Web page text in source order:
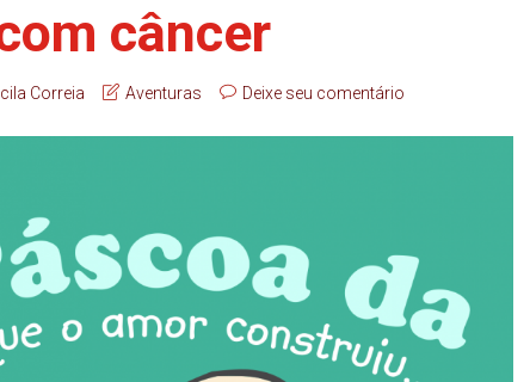
câncer
Correia Aventuras Deixe seu comentário